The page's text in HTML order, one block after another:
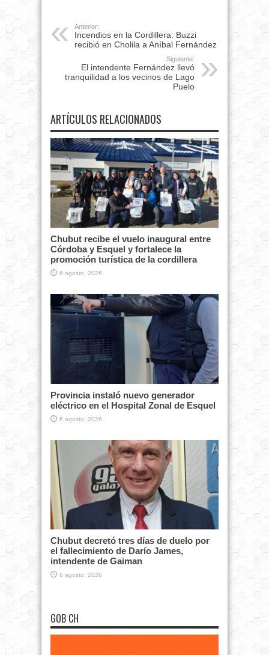
Anterior:
Incendios en la Cordillera: Buzzi
recibió en Cholila a Aníbal Fernández
Siguiente:
El intendente Fernández llevó
tranquilidad a los vecinos de Lago
Puelo
ARTÍCULOS RELACIONADOS
Chubut recibe el vuelo inaugural entre
Córdoba y Esquel y fortalece la
promoción turística de la cordillera
6 agosto, 2026
Provincia instaló nuevo generador
eléctrico en el Hospital Zonal de Esquel
6 agosto, 2026
Chubut decretó tres días de duelo por
el fallecimiento de Darío James,
intendente de Gaiman
6 agosto, 2026
GOB CH